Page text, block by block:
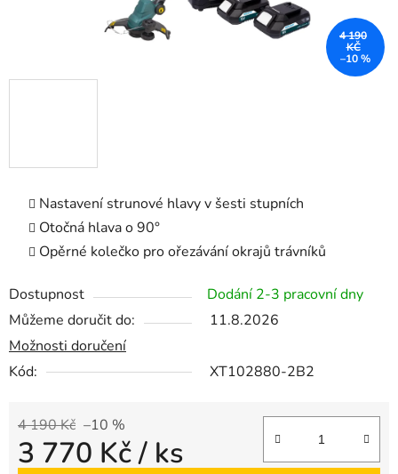
Nastavení strunové hlavy v šesti stupních
Otočná hlava o 90°
Opěrné kolečko pro ořezávání okrajů trávníků
Dostupnost
Dodání 2-3 pracovní dny
Můžeme doručit do:
11.8.2026
Možnosti doručení
Kód:
XT102880-2B2
4 190 Kč –10 %
3 770 Kč/ ks
4 190
KČ
–10 %